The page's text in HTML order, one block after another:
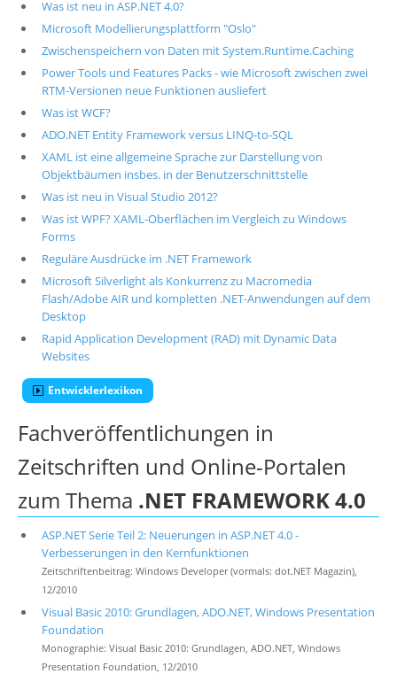
Was ist neu in ASP.NET 4.0?
Microsoft Modellierungsplattform "Oslo"
Zwischenspeichern von Daten mit System.Runtime.Caching
Power Tools und Features Packs - wie Microsoft zwischen zwei
RTM-Versionen neue Funktionen ausliefert
Was ist WCF?
ADO.NET Entity Framework versus LINQ-to-SQL
XAML ist eine allgemeine Sprache zur Darstellung von
Objektbäumen insbes. in der Benutzerschnittstelle
Was ist neu in Visual Studio 2012?
Was ist WPF? XAML-Oberflächen im Vergleich zu Windows
Forms
Reguläre Ausdrücke im .NET Framework
Microsoft Silverlight als Konkurrenz zu Macromedia
Flash/Adobe AIR und kompletten .NET-Anwendungen auf dem
Desktop
Rapid Application Development (RAD) mit Dynamic Data
Websites
Entwicklerlexikon
Fachveröffentlichungen in
Zeitschriften und Online-Portalen
zum Thema .NET FRAMEWORK 4.0
ASP.NET Serie Teil 2: Neuerungen in ASP.NET 4.0 -
Verbesserungen in den Kernfunktionen
Zeitschriftenbeitrag: Windows Developer (vormals: dot.NET Magazin),
12/2010
Visual Basic 2010: Grundlagen, ADO.NET, Windows Presentation
Foundation
Monographie: Visual Basic 2010: Grundlagen, ADO.NET, Windows
Presentation Foundation, 12/2010